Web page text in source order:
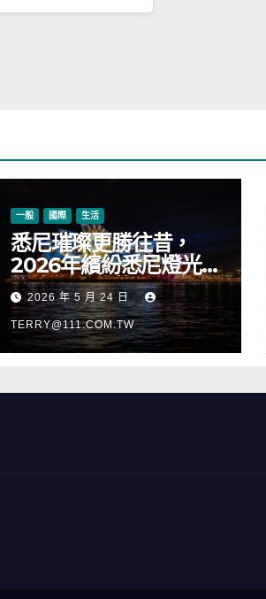
一般 國際 生活
悉尼璀璨更勝往昔，
2026年繽紛悉尼燈光音
樂節絢麗啟幕
2026 年 5 月 24 日
TERRY@111.COM.TW